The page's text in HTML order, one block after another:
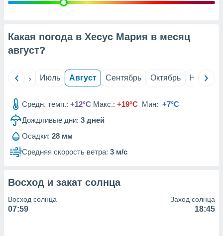
данных
рекламы
сведения
Какая погода в Хесус Мария в месяц
август?
Июнь Июль Август Сентябрь Октябрь Ноябрь
Средн. темп.: +12°C Макс.: +19°C Мин: +7°C
Дождливые дни: 3 дней
Осадки: 28 мм
Средняя скорость ветра: 3 м/с
Восход и закат солнца
Восход солнца
07:59
Заход солнца
18:45